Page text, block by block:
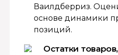
Ваилдберриз.
основе динамики
позиций.
Остатки